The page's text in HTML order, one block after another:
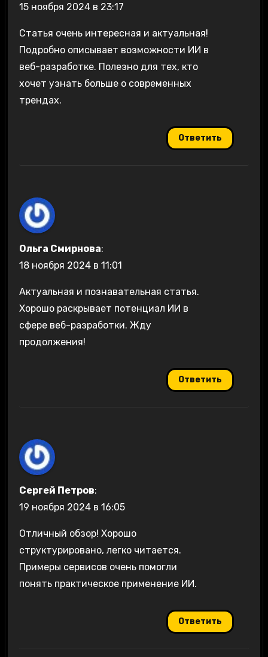
15 ноября 2024 в 23:17
Статья очень интересная и актуальная!
Подробно описывает возможности ИИ в
веб-разработке. Полезно для тех, кто
хочет узнать больше о современных
трендах.
Ответить
Ольга Смирнова:
18 ноября 2024 в 11:01
Актуальная и познавательная статья.
Хорошо раскрывает потенциал ИИ в
сфере веб-разработки. Жду
продолжения!
Ответить
Сергей Петров:
19 ноября 2024 в 16:05
Отличный обзор! Хорошо
структурировано, легко читается.
Примеры сервисов очень помогли
понять практическое применение ИИ.
Ответить